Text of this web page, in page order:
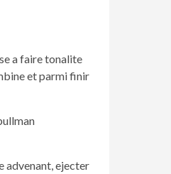
a faire tonalite
et parmi finir
advenant, ejecter